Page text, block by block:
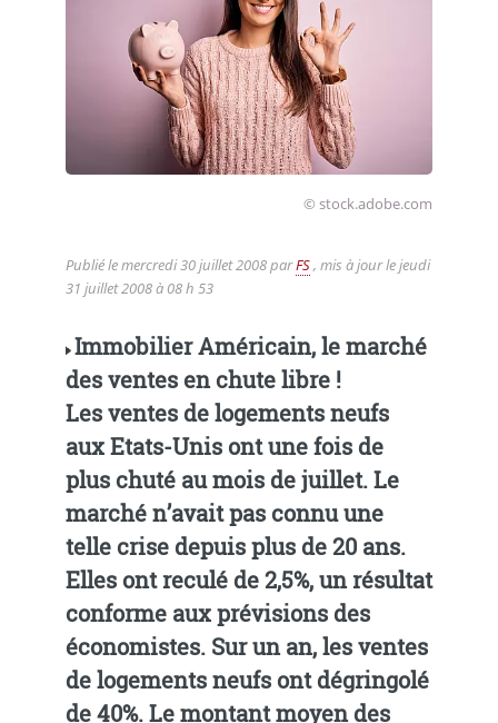
© stock.adobe.com
Publié lemercredi 30 juillet 2008parFS, mis à jour lejeudi
31 juillet 2008 à 08 h 53
Immobilier Américain, le marché
des ventes en chute libre !
Les ventes de logements neufs
aux Etats-Unis ont une fois de
plus chuté au mois de juillet. Le
marché n’avait pas connu une
telle crise depuis plus de 20 ans.
Elles ont reculé de 2,5%, un résultat
conforme aux prévisions des
économistes. Sur un an, les ventes
de logements neufs ont dégringolé
de 40%. Le montant moyen des